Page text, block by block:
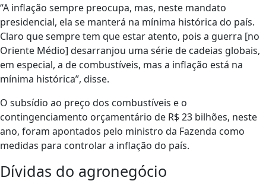
“A inflação sempre preocupa, mas, neste mandato
presidencial, ela se manterá na mínima histórica do país.
Claro que sempre tem que estar atento, pois a guerra [no
Oriente Médio] desarranjou uma série de cadeias globais,
em especial, a de combustíveis, mas a inflação está na
mínima histórica”, disse.
O subsídio ao preço dos combustíveis e o
contingenciamento orçamentário de R$ 23 bilhões, neste
ano, foram apontados pelo ministro da Fazenda como
medidas para controlar a inflação do país.
Dívidas do agronegócio